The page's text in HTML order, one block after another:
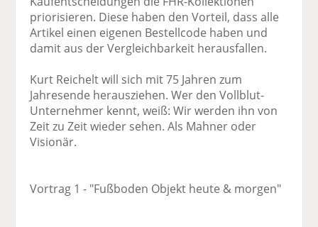
priorisieren. Diese haben den Vorteil, dass alle
Artikel einen eigenen Bestellcode haben und
damit aus der Vergleichbarkeit herausfallen.
Kurt Reichelt will sich mit 75 Jahren zum
Jahresende herausziehen. Wer den Vollblut-
Unternehmer kennt, weiß: Wir werden ihn von
Zeit zu Zeit wieder sehen. Als Mahner oder
Visionär.
Vortrag 1 - "Fußboden Objekt heute & morgen"